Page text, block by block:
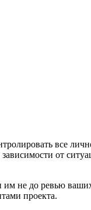
все
зависимости от
не до ревью
проекта.